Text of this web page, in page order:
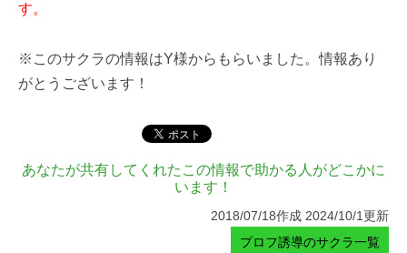
す。
※このサクラの情報はY様からもらいました。情報あり
がとうございます！
あなたが共有してくれたこの情報で助かる人がどこかに
います！
2018/07/18作成 2024/10/1更新
プロフ誘導のサクラ一覧